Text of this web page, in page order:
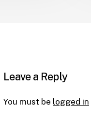
Leave a Reply
You must be logged in